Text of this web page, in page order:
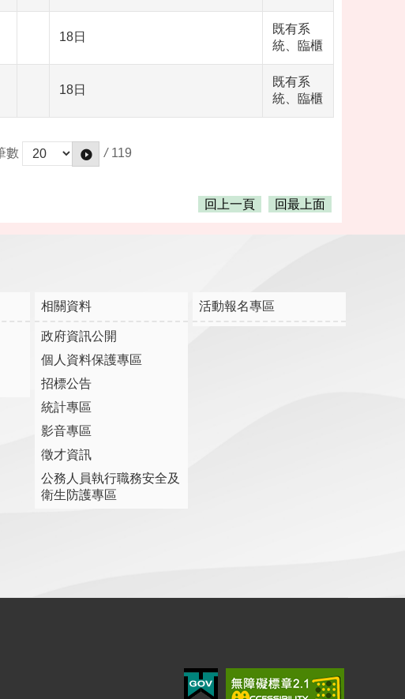
18日
既有系
統、臨櫃
18日
既有系
統、臨櫃
數 / 119
回上一頁 回最上面
相關資料
政府資訊公開
個人資料保護專區
招標公告
統計專區
影音專區
徵才資訊
公務人員執行職務安全及
衛生防護專區
活動報名專區